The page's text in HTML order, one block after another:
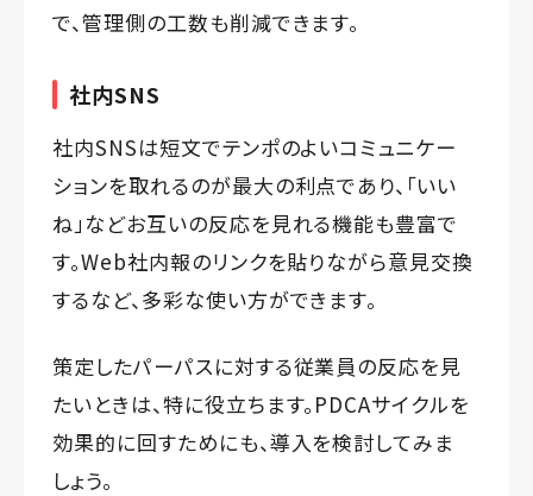
で、管理側の工数も削減できます。
社内SNS
社内SNSは短文でテンポのよいコミュニケー
ションを取れるのが最大の利点であり、「いい
ね」などお互いの反応を見れる機能も豊富で
す。Web社内報のリンクを貼りながら意見交換
するなど、多彩な使い方ができます。
策定したパーパスに対する従業員の反応を見
たいときは、特に役立ちます。PDCAサイクルを
効果的に回すためにも、導入を検討してみま
しょう。